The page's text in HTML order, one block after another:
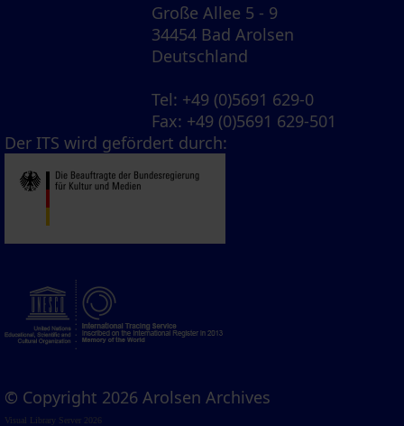
Große Allee 5 - 9
34454 Bad Arolsen
Deutschland
Tel: +49 (0)5691 629-0
Fax: +49 (0)5691 629-501
Der ITS wird gefördert durch:
© Copyright 2026 Arolsen Archives
Visual Library Server 2026